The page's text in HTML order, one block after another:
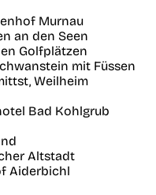
Murnau
an den Seen
Golfplätzen
mit Füssen
Weilheim
Bad Kohlgrub
Altstadt
Aiderbichl